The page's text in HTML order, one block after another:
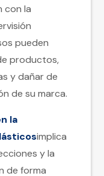
con la
pueden
productos,
y dañar de
de su marca.
la
implica
y la
de forma